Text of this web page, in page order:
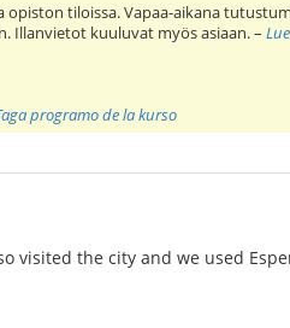
opiston tiloissa. Vapaa-aikana
Illanvietot kuuluvat myös asiaan. –
programo de la kurso
visited the city and we used